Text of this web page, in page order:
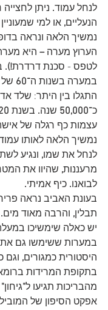
לנחל עמוד. ניתן
הנעליים, או למי
נמשיך הלאה ונראה
הערוץ מערה – היא
לטפס - סכנת דרדרת!).
במערה בשנות ה־60
התגלו בין היתר: שלד
כ־50,000 שנה. בשנת
עצמות כף רגלה של
נמשיך הלאה לאותו
לנחל את שמו, ונגיע
מרעננות, שהיוו את
לבואנו. כיף אמיתי.
בעונת האביב נראה
תבלין, והרבה מאוד מים.
יש כאלה שימשיכו
במערות ששימשו גם
היסטורית כמגורים, וגם
בתקופת המרידות
מהבריכות תגיעו ל"גיחון"
אפקט הסיפון של